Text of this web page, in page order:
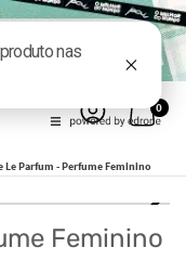
0
Le Parfum - Perfume Feminino
Feminino